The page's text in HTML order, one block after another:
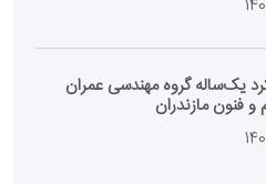
یک‌ساله گروه مهندسی عمران
و فنون مازندران